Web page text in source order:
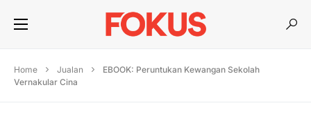
Home Jualan
EBOOK: Peruntukan Kewangan Sekolah
Vernakular Cina